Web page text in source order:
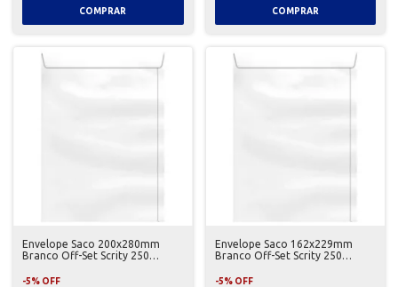
Envelope Saco 200x280mm
Branco Off-Set Scrity 250
-5% OFF
Envelope Saco 162x229mm
Branco Off-Set Scrity 250
-5% OFF